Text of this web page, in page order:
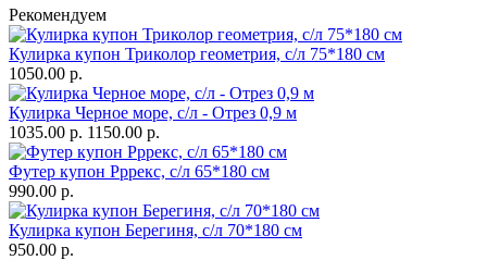
Рекомендуем
Кулирка купон Триколор геометрия, с/л 75*180 см
1050.00 р.
Кулирка Черное море, с/л - Отрез 0,9 м
1035.00 р. 1150.00 р.
Футер купон Рррекс, с/л 65*180 см
990.00 р.
Кулирка купон Берегиня, с/л 70*180 см
950.00 р.